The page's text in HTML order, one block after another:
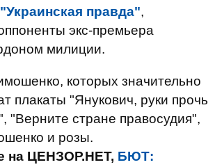
"Украинская правда",
экс-премьера
милиции.
которых значительно
плакаты "Янукович, руки прочь
"Верните стране правосудия",
и розы.
на ЦЕНЗОР.НЕТ, БЮТ: